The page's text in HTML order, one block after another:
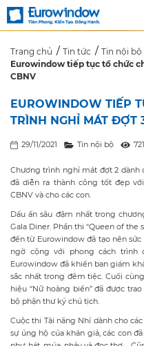
Trang chủ Tin tức
Tin nội bộ
Eurowindow tiếp tục tổ chức
CBNV
EUROWINDOW TIẾP
TRÌNH NGHỈ MÁT ĐỢT
29/11/2021 Tin nội bộ
Chương trình nghỉ mát đợt 2 dành
đã diễn ra thành công tốt đẹp
CBNV và cho các con.
Dấu ấn sâu đậm nhất trong
Gala Diner. Phần thi “Queen of
đến từ Eurowindow đã tạo nên sức
ngờ cộng với phong cách trình
Eurowindow đã khiến ban giám
sắc nhất trong đêm tiệc. Cuối
hiệu “Nữ hoàng biển” đã được
bộ phận thư ký chủ tịch.
Cuộc thi Tài năng Nhí dành cho
sự ủng hộ của khán giả, các con